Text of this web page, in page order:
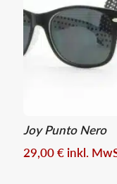
Joy Punto Nero
29,00€ inkl.